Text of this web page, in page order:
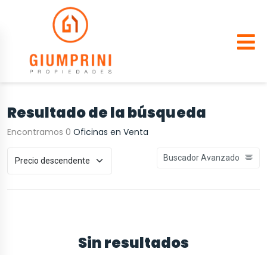
Resultado de la búsqueda
Encontramos 0 Oficinas en Venta
Buscador Avanzado
Sin resultados